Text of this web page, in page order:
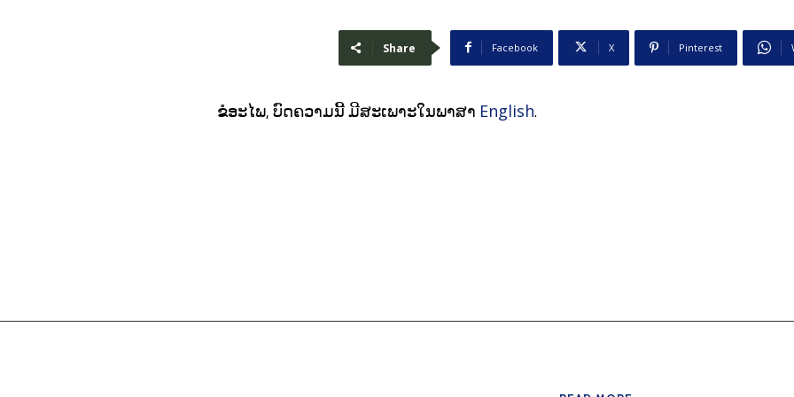
Share Facebook X Pinterest
ຂໍອະໄພ, ບົດຄວາມນີ້ ມີສະເພາະໃນພາສາ English.